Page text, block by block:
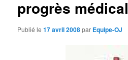
progrès médical
Publié le17 avril 2008par Equipe-OJ